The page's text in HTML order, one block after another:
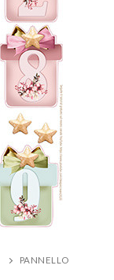
PANNELLO